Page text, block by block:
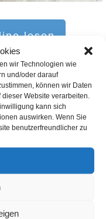
wir Technologien wie
und/oder darauf
können wir Daten
Website verarbeiten.
kann sich
auswirken. Wenn Sie
benutzerfreundlicher zu
lesen
Thema
(ein Artikel